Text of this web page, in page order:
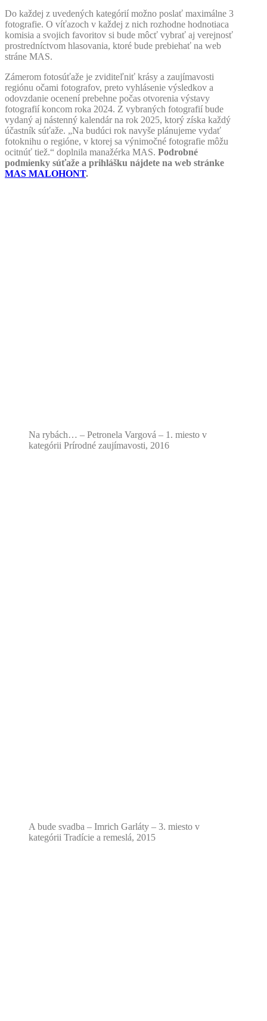
Do každej z uvedených kategórií možno poslať maximálne 3
fotografie. O víťazoch v každej z nich rozhodne hodnotiaca
komisia a svojich favoritov si bude môcť vybrať aj verejnosť
prostredníctvom hlasovania, ktoré bude prebiehať na web
stráne MAS.
Zámerom fotosúťaže je zviditeľniť krásy a zaujímavosti
regiónu očami fotografov, preto vyhlásenie výsledkov a
odovzdanie ocenení prebehne počas otvorenia výstavy
fotografií koncom roka 2024. Z vybraných fotografií bude
vydaný aj nástenný kalendár na rok 2025, ktorý získa každý
účastník súťaže. „Na budúci rok navyše plánujeme vydať
fotoknihu o regióne, v ktorej sa výnimočné fotografie môžu
ocitnúť tiež.“ doplnila manažérka MAS. Podrobné
podmienky súťaže a prihlášku nájdete na web stránke
MAS MALOHONT.
Na rybách… – Petronela Vargová – 1. miesto v
kategórii Prírodné zaujímavosti, 2016
A bude svadba – Imrich Garláty – 3. miesto v
kategórii Tradície a remeslá, 2015